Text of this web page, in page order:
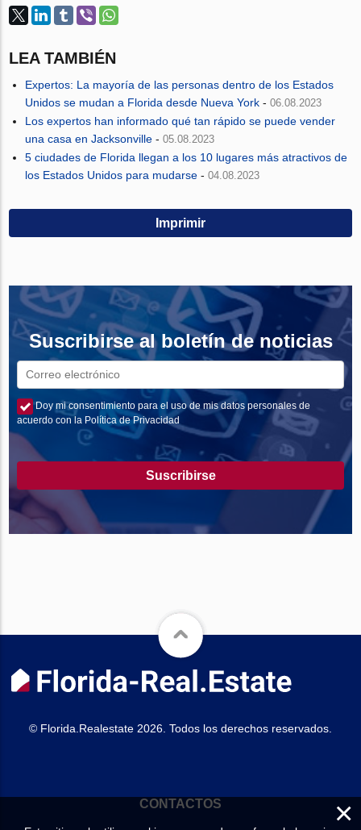
LEA TAMBIÉN
Expertos: La mayoría de las personas dentro de los Estados
Unidos se mudan a Florida desde Nueva York -06.08.2023
Los expertos han informado qué tan rápido se puede vender
una casa en Jacksonville -05.08.2023
5 ciudades de Florida llegan a los 10 lugares más atractivos de
los Estados Unidos para mudarse -04.08.2023
Imprimir
Suscribirse al boletín de noticias
Doy mi consentimiento para el uso de mis datos personales de
acuerdo con la Política de Privacidad
Suscribirse
© Florida.Realestate 2026. Todos los derechos reservados.
CONTACTOS ×